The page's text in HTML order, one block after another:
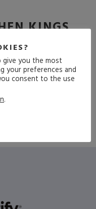
KINGS
you the most
your preferences and
consent to the use
.